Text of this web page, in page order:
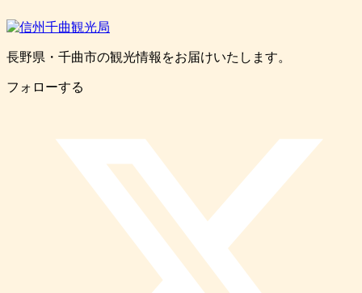
長野県・千曲市の観光情報をお届けいたします。
フォローする